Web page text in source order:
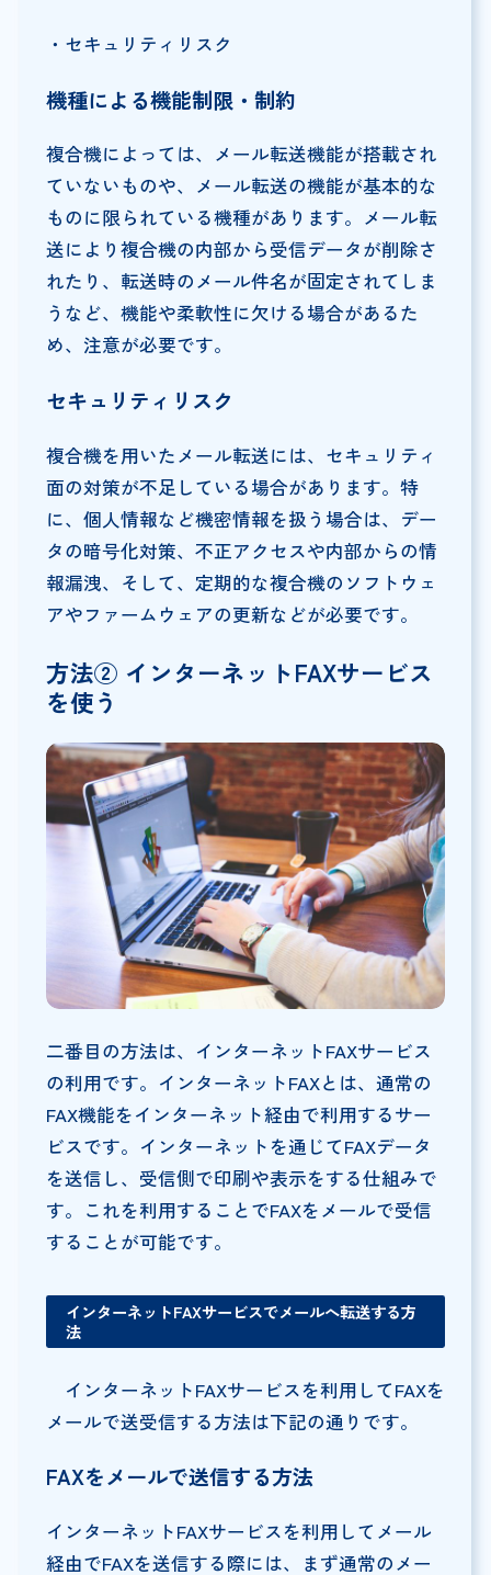
・セキュリティリスク
機種による機能制限・制約
複合機によっては、メール転送機能が搭載され
ていないものや、メール転送の機能が基本的な
ものに限られている機種があります。メール転
送により複合機の内部から受信データが削除さ
れたり、転送時のメール件名が固定されてしま
うなど、機能や柔軟性に欠ける場合があるた
め、注意が必要です。
セキュリティリスク
複合機を用いたメール転送には、セキュリティ
面の対策が不足している場合があります。特
に、個人情報など機密情報を扱う場合は、デー
タの暗号化対策、不正アクセスや内部からの情
報漏洩、そして、定期的な複合機のソフトウェ
アやファームウェアの更新などが必要です。
方法② インターネットFAXサービス
を使う
二番目の方法は、インターネットFAXサービス
の利用です。インターネットFAXとは、通常の
FAX機能をインターネット経由で利用するサー
ビスです。インターネットを通じてFAXデータ
を送信し、受信側で印刷や表示をする仕組みで
す。これを利用することでFAXをメールで受信
することが可能です。
インターネットFAXサービスでメールへ転送する方
法
インターネットFAXサービスを利用してFAXを
メールで送受信する方法は下記の通りです。
FAXをメールで送信する方法
インターネットFAXサービスを利用してメール
経由でFAXを送信する際には、まず通常のメー